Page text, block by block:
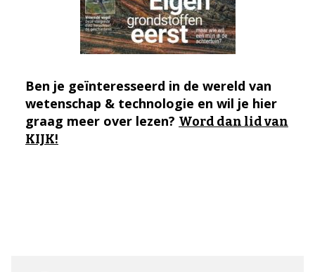
Ben je geïnteresseerd in de wereld van
wetenschap & technologie en wil je hier
graag meer over lezen? Word dan lid van
KIJK!